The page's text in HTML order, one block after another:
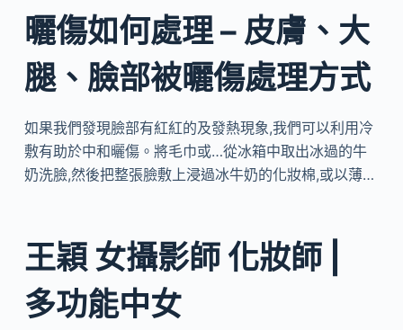
曬傷如何處理 – 皮膚、大
腿、臉部被曬傷處理方式
如果我們發現臉部有紅紅的及發熱現象,我們可以利用冷
敷有助於中和曬傷。將毛巾或…從冰箱中取出冰過的牛
奶洗臉,然後把整張臉敷上浸過冰牛奶的化妝棉,或以薄…
王穎 女攝影師 化妝師 |
多功能中女